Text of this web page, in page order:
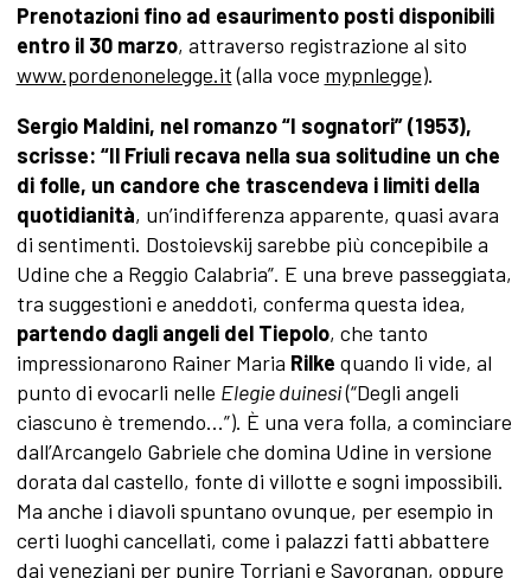
Prenotazioni fino ad esaurimento posti disponibili
entro il 30 marzo, attraverso registrazione al sito
www.pordenonelegge.it(alla voce mypnlegge).
Sergio Maldini, nel romanzo “I sognatori” (1953),
scrisse: “Il Friuli recava nella sua solitudine un che
di folle, un candore che trascendeva i limiti della
quotidianità, un’indifferenza apparente, quasi avara
di sentimenti. Dostoievskij sarebbe più concepibile a
Udine che a Reggio Calabria”. E una breve passeggiata,
tra suggestioni e aneddoti, conferma questa idea,
partendo dagli angeli del Tiepolo, che tanto
impressionarono Rainer Maria Rilke quando li vide, al
punto di evocarli nelle Elegie duinesi(“Degli angeli
ciascuno è tremendo...”). È una vera folla, a cominciare
dall’Arcangelo Gabriele che domina Udine in versione
dorata dal castello, fonte di villotte e sogni impossibili.
Ma anche i diavoli spuntano ovunque, per esempio in
certi luoghi cancellati, come i palazzi fatti abbattere
dai veneziani per punire Torriani e Savorgnan, oppure